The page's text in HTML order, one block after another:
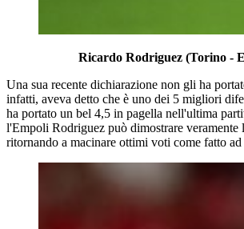
Ricardo Rodriguez (Torino -
Una sua recente dichiarazione non gli ha
infatti, aveva detto che è uno dei 5 migliori
ha portato un bel 4,5 in pagella nell'ultima
l'Empoli Rodriguez può dimostrare veramente
ritornando a macinare ottimi voti come fatto